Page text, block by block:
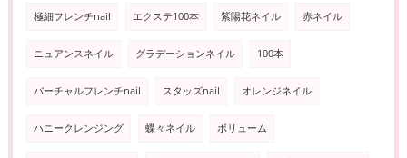
極細フレンチnail エクステ100本 紫陽花ネイル 赤ネイル
ニュアンスネイル グラデーションネイル 100本
バーチャルフレンチnail スタッズnail オレンジネイル
ハニークレンジング 蝶々ネイル ボリューム